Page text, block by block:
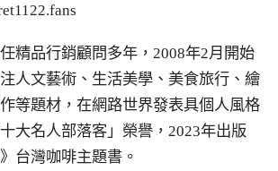
精品行銷顧問多年，2008年2月開始
人文藝術、生活美學、美食旅行、繪
等題材，在網路世界發表具個人風格
大名人部落客」榮譽，2023年出版
台灣咖啡主題書。